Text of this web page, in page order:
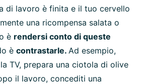
di lavoro è finita e il tuo cervello
una ricompensa salata o
è rendersi conto di queste
è contrastarle. Ad esempio,
TV, prepara una ciotola di olive
il lavoro, concediti una